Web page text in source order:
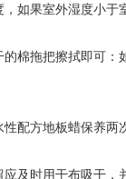
如果室外湿度小
棉拖把擦拭即可
性配方地板蜡保养两
及时用干布吸干，